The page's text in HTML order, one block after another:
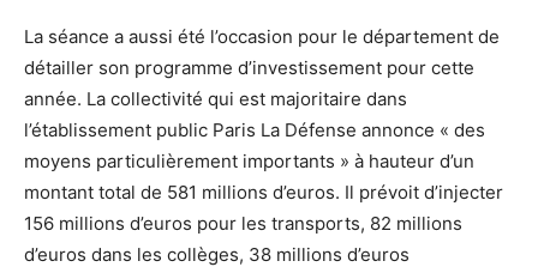
La séance a aussi été l’occasion pour le département de
détailler son programme d’investissement pour cette
année. La collectivité qui est majoritaire dans
l’établissement public Paris La Défense annonce « des
moyens particulièrement importants » à hauteur d’un
montant total de 581 millions d’euros. Il prévoit d’injecter
156 millions d’euros pour les transports, 82 millions
d’euros dans les collèges, 38 millions d’euros